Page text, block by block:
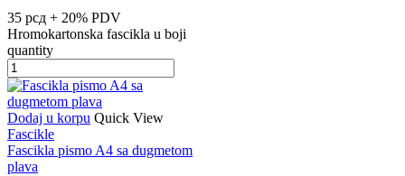
35 рсд + 20% PDV
Hromokartonska fascikla u boji
quantity
Dodaj u korpu Quick View
Fascikle
Fascikla pismo A4 sa dugmetom
plava